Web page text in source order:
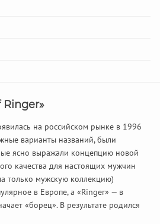
на российском рынке в 1996
варианты названий, были
ясно выражали концепцию новой
качества для настоящих мужчин
только мужскую коллекцию)
в Европе, а «Ringer» — в
«борец». В результате родился